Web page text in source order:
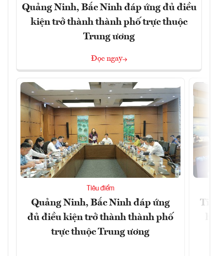
Quảng Ninh, Bắc Ninh đáp ứng đủ điều
kiện trở thành thành phố trực thuộc
Trung ương
Đọc ngay
Tiêu điểm
Quảng Ninh, Bắc Ninh đáp ứng
đủ điều kiện trở thành thành phố
trực thuộc Trung ương